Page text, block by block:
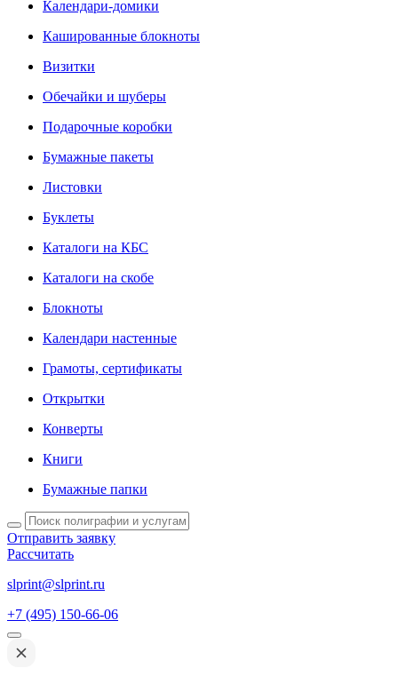
Календари-домики
Кашированные блокноты
Визитки
Обечайки и шуберы
Подарочные коробки
Бумажные пакеты
Листовки
Буклеты
Каталоги на КБС
Каталоги на скобе
Блокноты
Календари настенные
Грамоты, сертификаты
Открытки
Конверты
Книги
Бумажные папки
Отправить заявку
Рассчитать
slprint@slprint.ru
+7 (495) 150-66-06